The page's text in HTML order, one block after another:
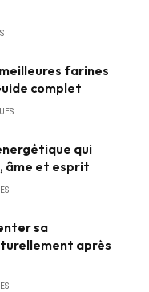
farines
complet
qui
âme et esprit
sa
après